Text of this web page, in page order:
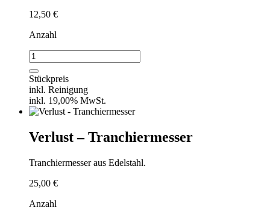
12,50 €
Anzahl
Verlust
-
„Salatbesteck“
Edelstahl
Menge
Stückpreis
inkl. Reinigung
inkl. 19,00% MwSt.
Verlust – Tranchiermesser
Tranchiermesser aus Edelstahl.
25,00 €
Anzahl